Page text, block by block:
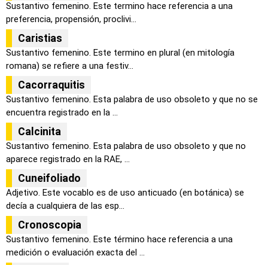
Sustantivo femenino. Este termino hace referencia a una
preferencia, propensión, proclivi...
Caristias
Sustantivo femenino. Este termino en plural (en mitología
romana) se refiere a una festiv...
Cacorraquitis
Sustantivo femenino. Esta palabra de uso obsoleto y que no se
encuentra registrado en la ...
Calcinita
Sustantivo femenino. Esta palabra de uso obsoleto y que no
aparece registrado en la RAE, ...
Cuneifoliado
Adjetivo. Este vocablo es de uso anticuado (en botánica) se
decía a cualquiera de las esp...
Cronoscopia
Sustantivo femenino. Este término hace referencia a una
medición o evaluación exacta del ...